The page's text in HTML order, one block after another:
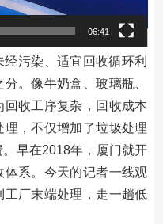
06:41
污染、适宜回收循环利
。像牛奶盒、玻璃瓶、
收工序复杂，回收成本
，不仅增加了垃圾处理
早在2018年，厦门就开
系。今天的记者一线观
厂末端处理，走一趟低